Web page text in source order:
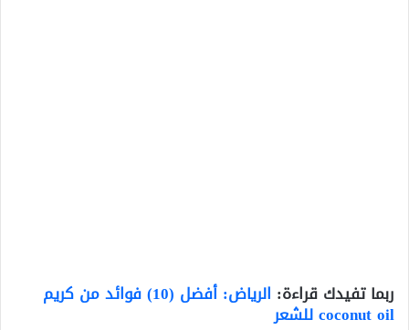
ربما تفيدك قراءة: الرياض: أفضل (10) فوائد من كريم
coconut oil للشعر